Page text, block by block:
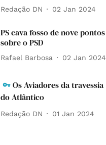
Redação DN 02 Jan 2024
PS cava fosso de nove pontos
sobre o PSD
Rafael Barbosa 02 Jan 2024
Os Aviadores da travessia
do Atlântico
Redação DN 01 Jan 2024